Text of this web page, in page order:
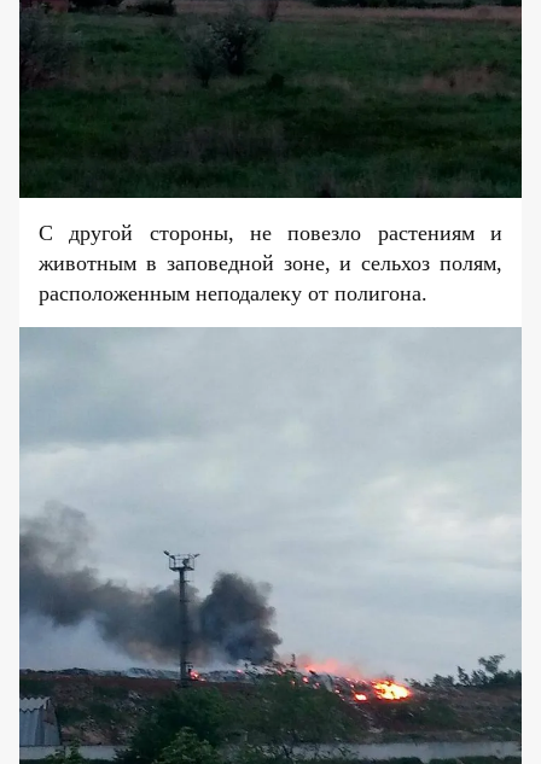
С другой стороны, не повезло растениям и
животным в заповедной зоне, и сельхоз полям,
расположенным неподалеку от полигона.